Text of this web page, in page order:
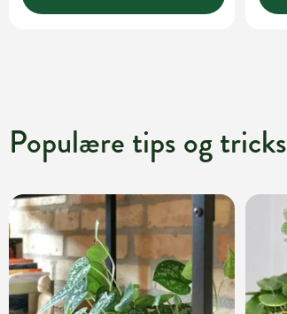
Populære tips og tricks